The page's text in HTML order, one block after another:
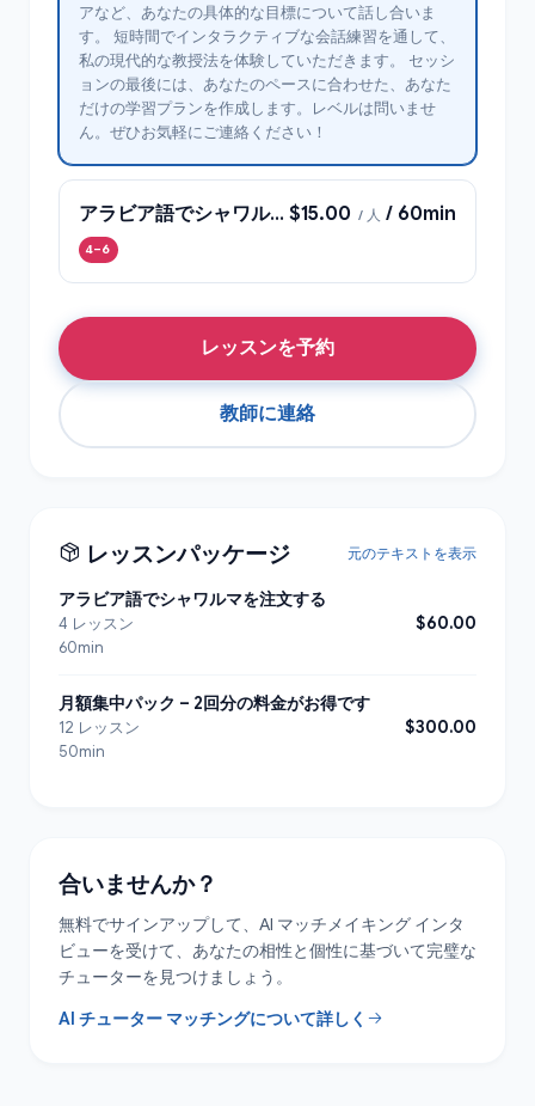
アなど、あなたの具体的な目標について話し合いま
す。 短時間でインタラクティブな会話練習を通して、
私の現代的な教授法を体験していただきます。 セッシ
ョンの最後には、あなたのペースに合わせた、あなた
だけの学習プランを作成します。レベルは問いませ
ん。ぜひお気軽にご連絡ください！
アラビア語でシャワルマを注文する $15.00 / 人 / 60min
4–6
レッスンを予約
教師に連絡
レッスンパッケージ 元のテキストを表示
アラビア語でシャワルマを注文する
4 レッスン
60min
$60.00
月額集中パック – 2回分の料金がお得です
12 レッスン
50min
$300.00
合いませんか？
無料でサインアップして、AI マッチメイキング インタ
ビューを受けて、あなたの相性と個性に基づいて完璧な
チューターを見つけましょう。
AI チューター マッチングについて詳しく